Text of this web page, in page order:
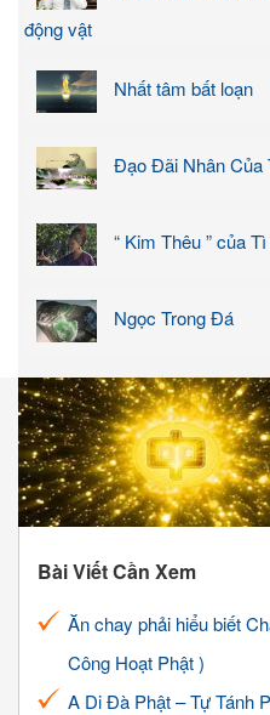
động vật
Nhất tâm bất loạn
Đạo Đãi Nhân Của
“ Kim Thêu ” của
Ngọc Trong Đá
Bài Viết Cần Xem
Ăn chay phải hiểu biết
Công Hoạt Phật )
A Di Đà Phật – Tự Tánh